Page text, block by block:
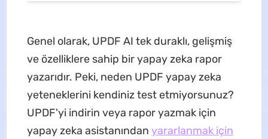
Genel olarak, UPDF AI tek duraklı, gelişmiş
ve özelliklere sahip bir yapay zeka rapor
yazarıdır. Peki, neden UPDF yapay zeka
yeteneklerini kendiniz test etmiyorsunuz?
UPDF'yi indirin veya rapor yazmak için
yapay zeka asistanından yararlanmak için